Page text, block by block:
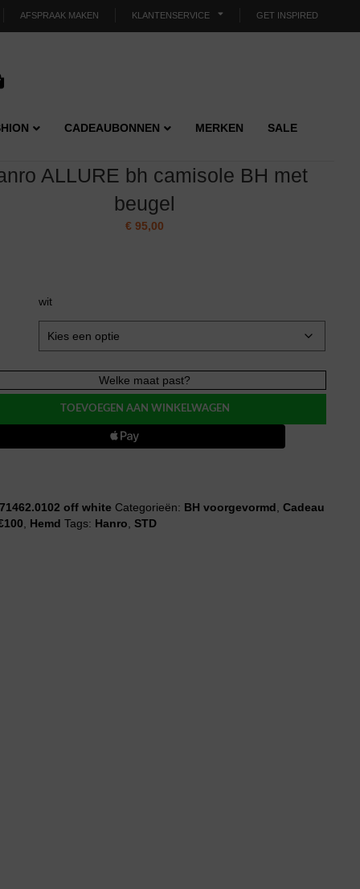
AFSPRAAK MAKEN KLANTENSERVICE GET INSPIRED
CADEAUBONNEN MERKEN SALE
ALLURE bh camisole BH met
beugel
€ 95,00
wit
Welke maat past?
TOEVOEGEN AAN WINKELWAGEN
off white Categorieën: BH voorgevormd ,Cadeau
Hemd Tags: Hanro ,STD